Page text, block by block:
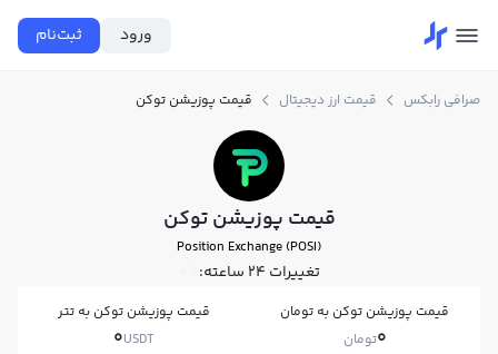
ورود ثبت‌نام
صرافی رابکس قیمت ارز دیجیتال قیمت پوزیشن توکن
قیمت پوزیشن توکن
Position Exchange (POSI)
تغییرات ۲۴ ساعته: 0%
قیمت پوزیشن توکن به تومان
0تومان
قیمت پوزیشن توکن به تتر
0USDT